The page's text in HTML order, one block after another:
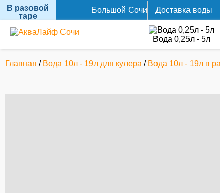
Большой Cочи Доставка воды
Вода 0,25л - 5л
Главная / Вода 10л - 19л для кулера / Вода 10л - 19л в
В разовой
таре